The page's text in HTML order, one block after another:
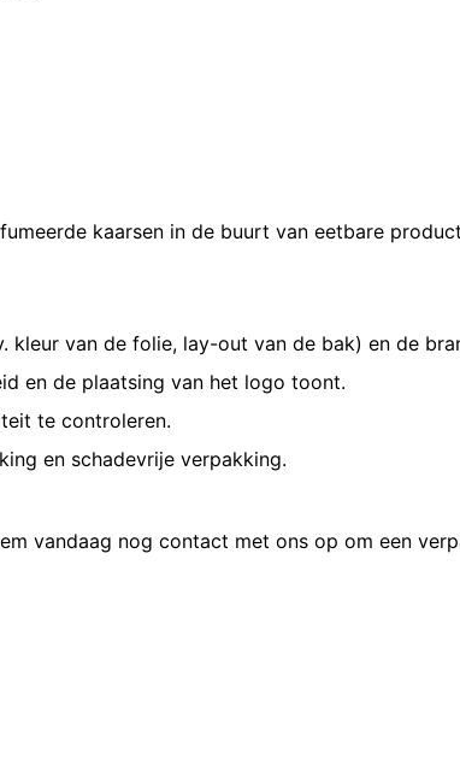
kaarsen in de buurt van eetbare
van de folie, lay-out van de bak) en de
en de plaatsing van het logo toont.
te controleren.
en schadevrije verpakking.
vandaag nog contact met ons op om een